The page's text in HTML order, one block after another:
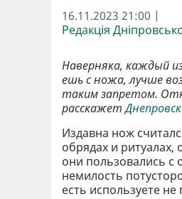
16.11.2023 21:00 |
Редакція
Наверняка, каждый
ешь с ножа, лучше
таким запретом.
расскажет
Издавна нож
обрядах и
они пользовались с
немилость
есть используете